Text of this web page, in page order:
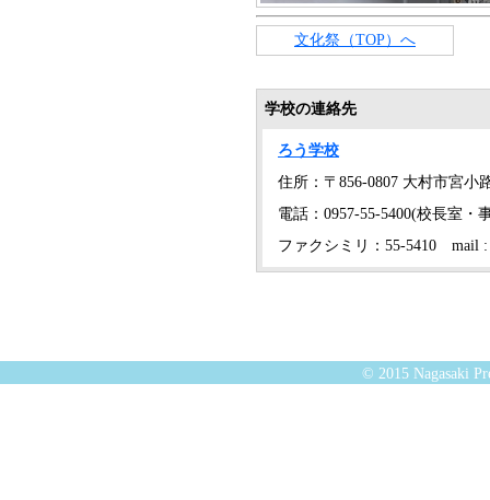
文化祭（TOP）へ
学校の連絡先
ろう学校
住所：〒856-0807 大村市宮小
電話：0957-55-5400(校長室・
ファクシミリ：55-5410 mail :
© 2015 Nagasaki